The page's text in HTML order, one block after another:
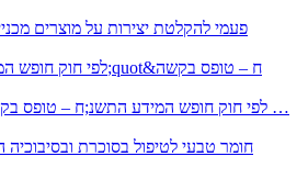
) 1998 ( לפי חוק חופש המידע התשנ;ח – טופס בקשה לקבלת …
חומר טבעי לטיפול בסוכרת